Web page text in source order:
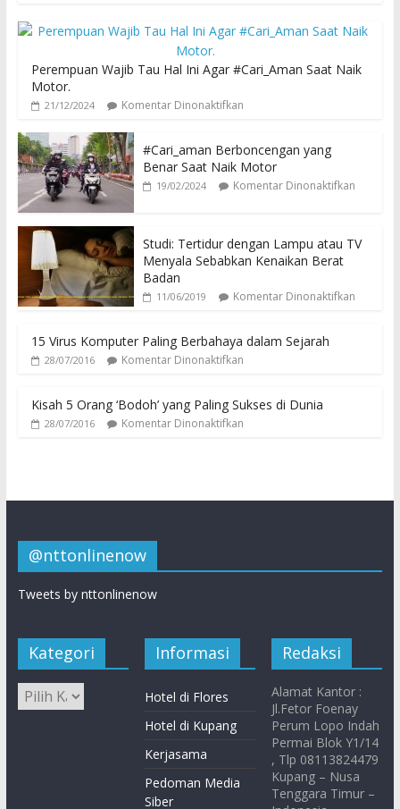
Perempuan Wajib Tau Hal Ini Agar #Cari_Aman Saat Naik
Motor.
21/12/2024 Komentar Dinonaktifkan
#Cari_aman Berboncengan yang
Benar Saat Naik Motor
19/02/2024 Komentar Dinonaktifkan
Studi: Tertidur dengan Lampu atau TV
Menyala Sebabkan Kenaikan Berat
Badan
11/06/2019 Komentar Dinonaktifkan
15 Virus Komputer Paling Berbahaya dalam Sejarah
28/07/2016 Komentar Dinonaktifkan
Kisah 5 Orang ‘Bodoh’ yang Paling Sukses di Dunia
28/07/2016 Komentar Dinonaktifkan
@nttonlinenow
Tweets by nttonlinenow
Kategori Informasi
Hotel di Flores
Hotel di Kupang
Kerjasama
Pedoman Media
Siber
Redaksi
Alamat Kantor :
Jl.Fetor Foenay
Perum Lopo Indah
Permai Blok Y1/14
, Tlp 08113824479
Kupang – Nusa
Tenggara Timur –